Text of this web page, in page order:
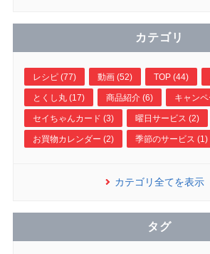
カテゴリ
レシピ (77) 動画 (52) TOP (44)
とくし丸 (17) 商品紹介 (6) キャン
セイちゃんカード (3) 曜日サービス (2)
お買物カレンダー (2) 季節のサービス (1)
カテゴリ全てを表示
タグ